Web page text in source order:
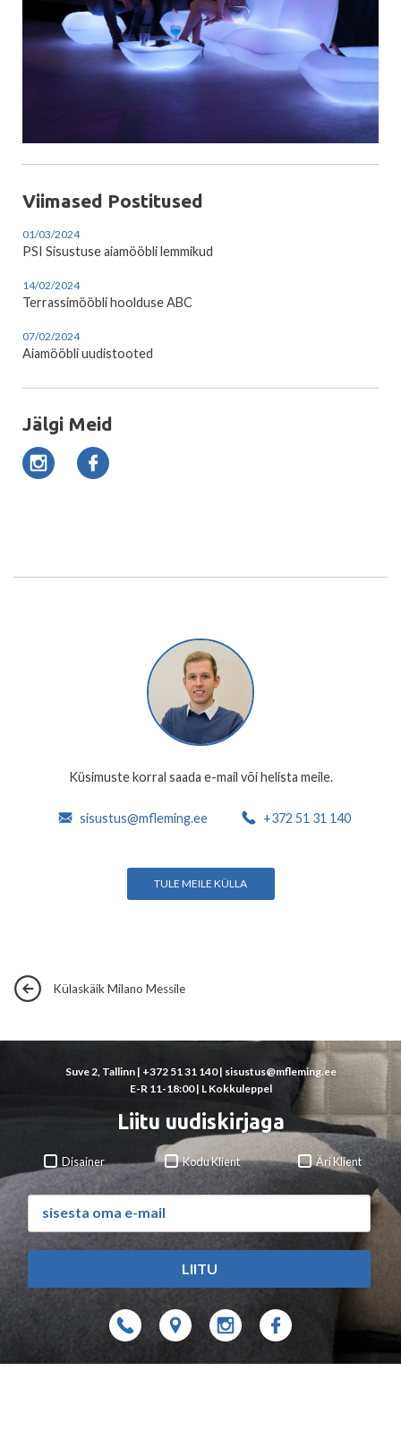
Viimased Postitused
01/03/2024
PSI Sisustuse aiamööbli lemmikud
14/02/2024
Terrassimööbli hoolduse ABC
07/02/2024
Aiamööbli uudistooted
Jälgi Meid
Küsimuste korral saada e-mail või helista meile.
sisustus@mfleming.ee +372 51 31 140
TULE MEILE KÜLLA
Külaskäik Milano Messile
Suve 2, Tallinn | +372 51 31 140| sisustus@mfleming.ee
E-R 11-18:00 | L Kokkuleppel
Liitu uudiskirjaga
Disainer Kodu Klient Äri Klient
LIITU